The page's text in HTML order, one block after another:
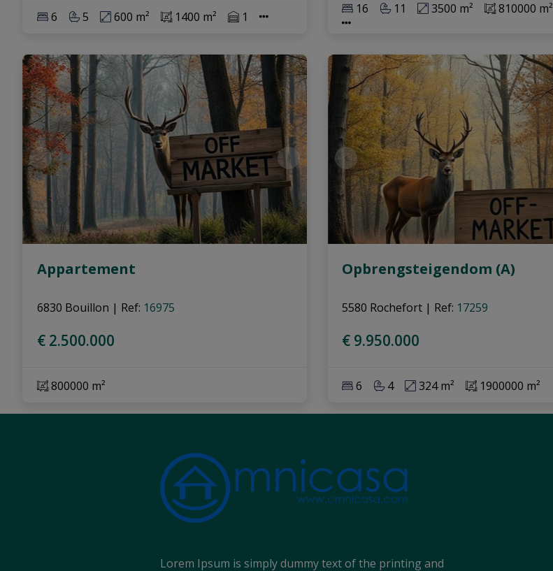
6 5 600 m² 1400 m² 1
16 11 3500 m² 810000 m²
Appartement
6830 Bouillon | Ref: 16975
€ 2.500.000
800000 m²
Opbrengsteigendom (A)
5580 Rochefort | Ref: 17259
€ 9.950.000
6 4 324 m² 1900000 m²
Lorem Ipsum is simply dummy text of the printing and